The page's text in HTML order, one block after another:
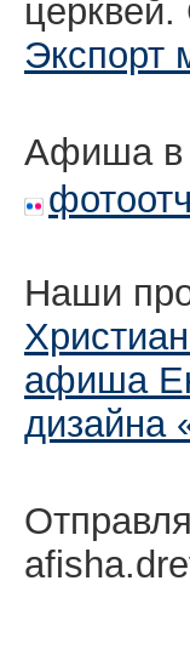
Экспорт
Афиша в
Наши
афиша
дизайна